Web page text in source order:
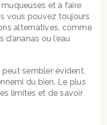
et à faire
vous pouvez toujours
alternatives, comme
d’ananas ou l’eau
peut sembler évident,
du bien. Le plus
limites et de savoir